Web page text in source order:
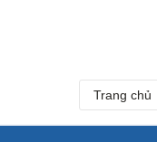
Trang chủ